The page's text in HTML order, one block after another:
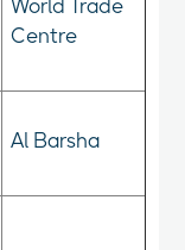
World Trade
Centre
Al Barsha